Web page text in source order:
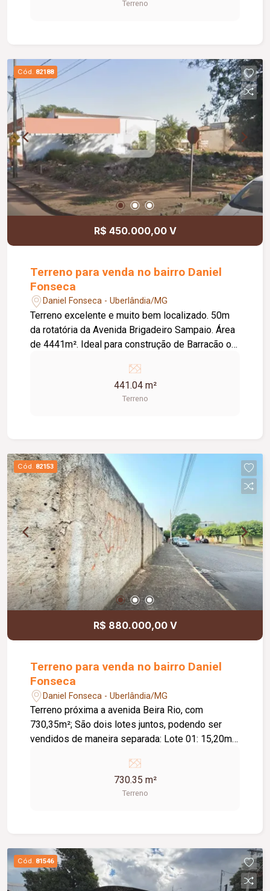
de Tv e varanda ampla.Terreno
Cód. 82188
R$ 450.000,00 V
Terreno para venda no bairro Daniel
Fonseca
Daniel Fonseca - Uberlândia/MG
Terreno excelente e muito bem localizado. 50m
da rotatória da Avenida Brigadeiro Sampaio. Área
de 4441m². Ideal para construção de Barracão ou
441.04 m²
Terreno
Cód. 82153
R$ 880.000,00 V
Terreno para venda no bairro Daniel
Fonseca
Daniel Fonseca - Uberlândia/MG
Terreno próxima a avenida Beira Rio, com
730,35m²; São dois lotes juntos, podendo ser
vendidos de maneira separada: Lote 01: 15,20m
esquerda. Lote 02: 12m de frente e 27m de
730.35 m²
Terreno
Cód. 81546